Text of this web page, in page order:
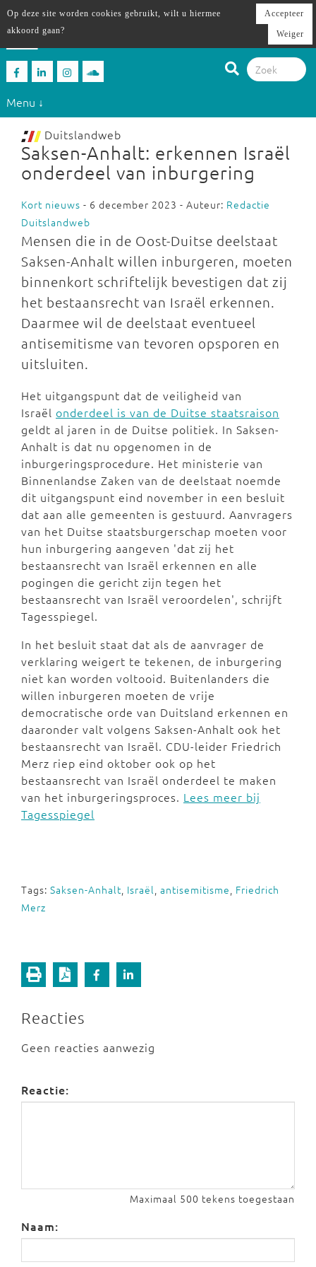
Menu ↓
Duitslandweb
Saksen-Anhalt: erkennen Israël
onderdeel van inburgering
Kort nieuws - 6 december 2023 - Auteur: Redactie
Duitslandweb
Mensen die in de Oost-Duitse deelstaat
Saksen-Anhalt willen inburgeren, moeten
binnenkort schriftelijk bevestigen dat zij
het bestaansrecht van Israël erkennen.
Daarmee wil de deelstaat eventueel
antisemitisme van tevoren opsporen en
uitsluiten.
Het uitgangspunt dat de veiligheid van
Israël onderdeel is van de Duitse staatsraison
geldt al jaren in de Duitse politiek. In Saksen-
Anhalt is dat nu opgenomen in de
inburgeringsprocedure. Het ministerie van
Binnenlandse Zaken van de deelstaat noemde
dit uitgangspunt eind november in een besluit
dat aan alle gemeenten is gestuurd. Aanvragers
van het Duitse staatsburgerschap moeten voor
hun inburgering aangeven 'dat zij het
bestaansrecht van Israël erkennen en alle
pogingen die gericht zijn tegen het
bestaansrecht van Israël veroordelen', schrijft
Tagesspiegel.
In het besluit staat dat als de aanvrager de
verklaring weigert te tekenen, de inburgering
niet kan worden voltooid. Buitenlanders die
willen inburgeren moeten de vrije
democratische orde van Duitsland erkennen en
daaronder valt volgens Saksen-Anhalt ook het
bestaansrecht van Israël. CDU-leider Friedrich
Merz riep eind oktober ook op het
bestaansrecht van Israël onderdeel te maken
van het inburgeringsproces. Lees meer bij
Tagesspiegel
Tags: Saksen-Anhalt, Israël, antisemitisme, Friedrich
Merz
Reacties
Geen reacties aanwezig
Reactie:
Maximaal 500 tekens toegestaan
Naam:
Op deze site worden cookies gebruikt, wilt u hiermee
akkoord gaan?
Accepteer
Weiger